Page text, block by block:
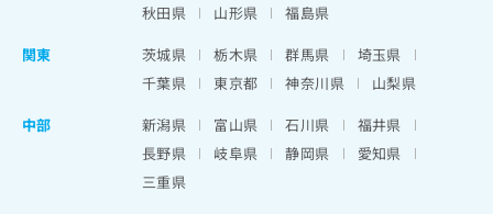
秋田県
山形県
福島県
関東
茨城県 栃木県 群馬県
埼玉県
千葉県
東京都 神奈川県
山梨県
中部
新潟県 富山県 石川県
福井県
長野県
岐阜県 静岡県
愛知県
三重県